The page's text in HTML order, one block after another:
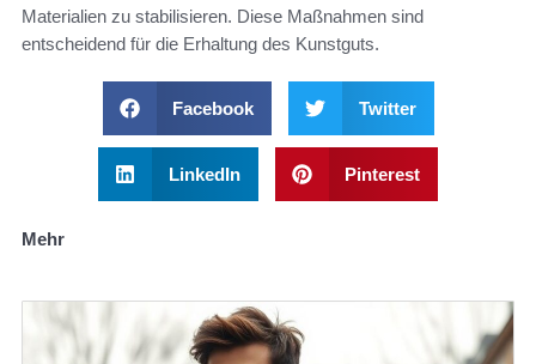
Materialien zu stabilisieren. Diese Maßnahmen sind
entscheidend für die Erhaltung des Kunstguts.
Facebook Twitter
LinkedIn Pinterest
Mehr